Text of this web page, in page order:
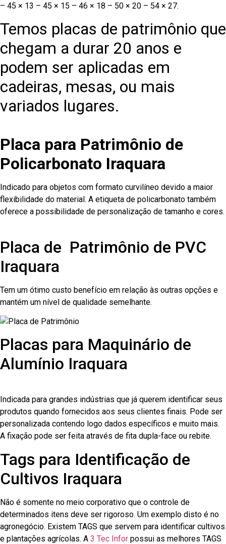
– 45 × 13 – 45 × 15 – 46 × 18 – 50 × 20 – 54 × 27.
Temos placas de patrimônio que
chegam a durar 20 anos e
podem ser aplicadas em
cadeiras, mesas, ou mais
variados lugares.
Placa para Patrimônio de
Policarbonato Iraquara
Indicado para objetos com formato curvilíneo devido a maior
flexibilidade do material. A etiqueta de policarbonato também
oferece a possibilidade de personalização de tamanho e cores.
Placa de Patrimônio de PVC
Iraquara
Tem um ótimo custo benefício em relação às outras opções e
mantém um nível de qualidade semelhante.
Placas para Maquinário de
Alumínio Iraquara
Indicada para grandes indústrias que já querem identificar seus
produtos quando fornecidos aos seus clientes finais. Pode ser
personalizada contendo logo dados específicos e muito mais.
A fixação pode ser feita através de fita dupla-face ou rebite.
Tags para Identificação de
Cultivos Iraquara
Não é somente no meio corporativo que o controle de
determinados itens deve ser rigoroso. Um exemplo disto é no
agronegócio. Existem TAGS que servem para identificar cultivos
e plantações agrícolas. A 3 Tec Infor possui as melhores TAGS